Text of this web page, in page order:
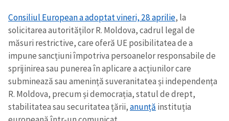
Consiliul European a adoptat vineri, 28 aprilie, la
solicitarea autorităților R. Moldova, cadrul legal de
măsuri restrictive, care oferă UE posibilitatea de a
impune sancțiuni împotriva persoanelor responsabile de
sprijinirea sau punerea în aplicare a acțiunilor care
subminează sau amenință suveranitatea și independența
R. Moldova, precum și democrația, statul de drept,
stabilitatea sau securitatea țării,anunță instituția